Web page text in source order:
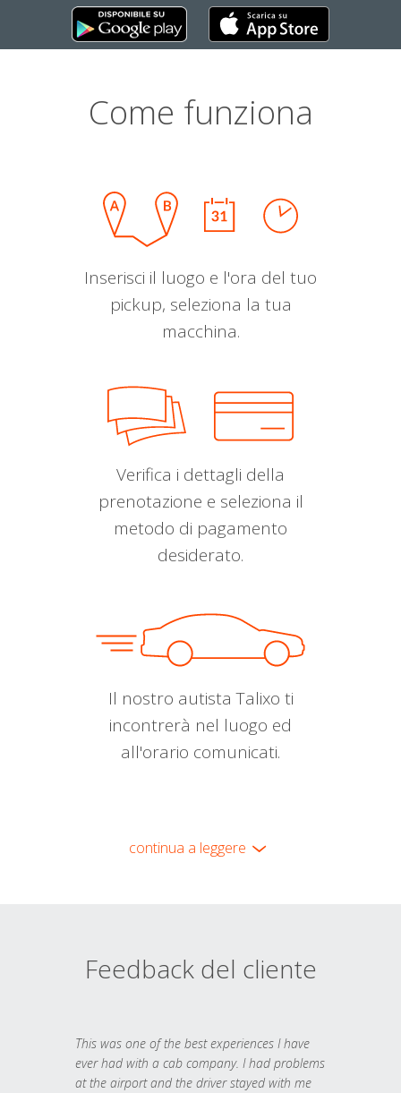
Come funziona
Inserisci il luogo e l'ora del tuo
pickup, seleziona la tua
macchina.
Verifica i dettagli della
prenotazione e seleziona il
metodo di pagamento
desiderato.
Il nostro autista Talixo ti
incontrerà nel luogo ed
all'orario comunicati.
continua a leggere
Feedback del cliente
This was one of the best experiences I have
ever had with a cab company. I had problems
at the airport and the driver stayed with me